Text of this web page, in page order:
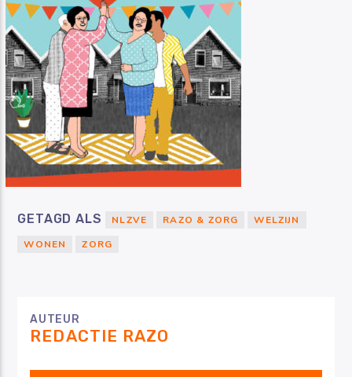
GETAGD ALS NLZVE RAZO & ZORG
WELZIJN
WONEN
ZORG
AUTEUR
REDACTIE RAZO